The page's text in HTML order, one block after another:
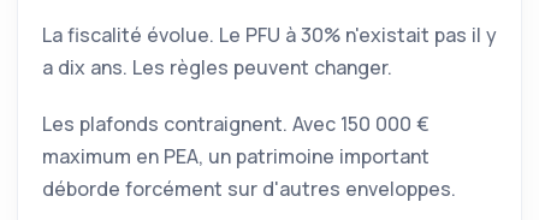
La fiscalité évolue. Le PFU à 30% n'existait pas il y
a dix ans. Les règles peuvent changer.
Les plafonds contraignent. Avec 150 000 €
maximum en PEA, un patrimoine important
déborde forcément sur d'autres enveloppes.